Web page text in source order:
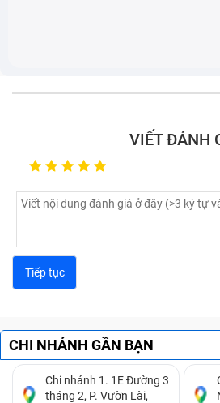
VIẾT ĐÁNH
CHI NHÁNH GẦN BẠN
Chi nhánh 1. 1E Đường 3
tháng 2, P. Vườn Lài,